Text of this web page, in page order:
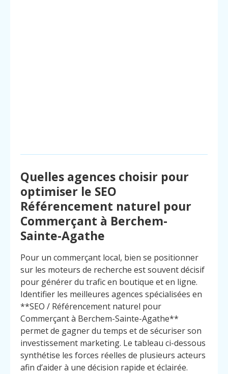
Quelles agences choisir pour
optimiser le SEO
Référencement naturel pour
Commerçant à Berchem-
Sainte-Agathe
Pour un commerçant local, bien se positionner
sur les moteurs de recherche est souvent décisif
pour générer du trafic en boutique et en ligne.
Identifier les meilleures agences spécialisées en
**SEO / Référencement naturel pour
Commerçant à Berchem-Sainte-Agathe**
permet de gagner du temps et de sécuriser son
investissement marketing. Le tableau ci-dessous
synthétise les forces réelles de plusieurs acteurs
afin d’aider à une décision rapide et éclairée.